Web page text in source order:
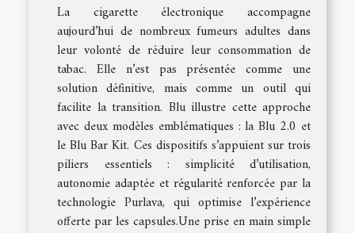
La cigarette électronique accompagne
aujourd’hui de nombreux fumeurs adultes dans
leur volonté de réduire leur consommation de
tabac. Elle n’est pas présentée comme une
solution définitive, mais comme un outil qui
facilite la transition. Blu illustre cette approche
avec deux modèles emblématiques : la Blu 2.0 et
le Blu Bar Kit. Ces dispositifs s’appuient sur trois
piliers essentiels : simplicité d’utilisation,
autonomie adaptée et régularité renforcée par la
technologie Purlava, qui optimise l’expérience
offerte par les capsules.Une prise en main simple